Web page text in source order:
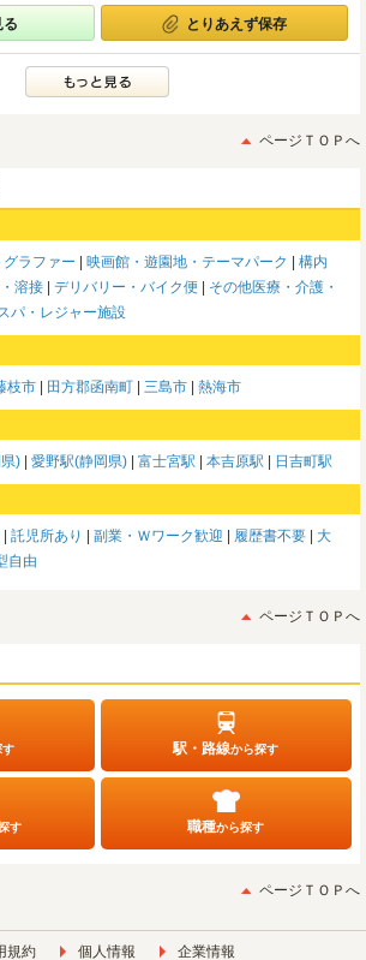
る とりあえず保存
ページＴＯＰへ
ラファー 映画館・遊園地・テーマパーク
構内
溶接
デリバリー・バイク便
その他医療・介護・
パ・レジャー施設
枝市 田方郡函南町 三島市 熱海市
) 愛野駅(静岡県) 富士宮駅 本吉原駅 日吉町駅
託児所あり 副業・Ｗワーク歓迎 履歴書不要
大
自由
ページＴＯＰへ
す 駅・路線から探す
す 職種から探す
ページＴＯＰへ
規約 個人情報 企業情報